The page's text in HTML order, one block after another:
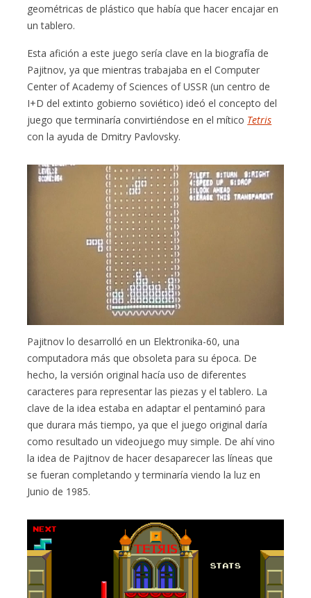
geométricas de plástico que había que hacer encajar en
un tablero.
Esta afición a este juego sería clave en la biografía de
Pajitnov, ya que mientras trabajaba en el Computer
Center of Academy of Sciences of USSR (un centro de
I+D del extinto gobierno soviético) ideó el concepto del
juego que terminaría convirtiéndose en el mítico Tetris
con la ayuda de Dmitry Pavlovsky.
Pajitnov lo desarrolló en un Elektronika-60, una
computadora más que obsoleta para su época. De
hecho, la versión original hacía uso de diferentes
caracteres para representar las piezas y el tablero. La
clave de la idea estaba en adaptar el pentaminó para
que durara más tiempo, ya que el juego original daría
como resultado un videojuego muy simple. De ahí vino
la idea de Pajitnov de hacer desaparecer las líneas que
se fueran completando y terminaría viendo la luz en
Junio de 1985.